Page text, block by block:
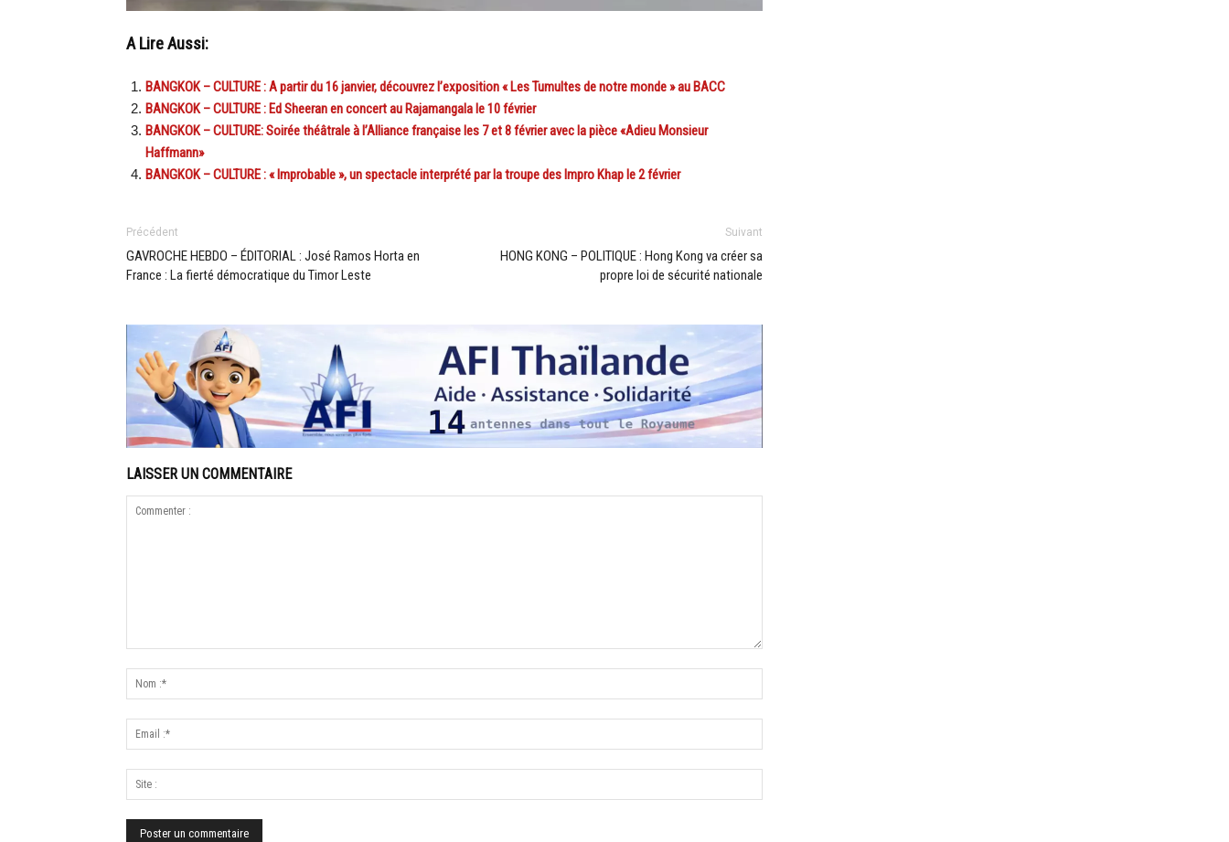
A Lire Aussi:
BANGKOK – CULTURE : A partir du 16 janvier, découvrez l’exposition « Les Tumultes de notre monde » au BACC
BANGKOK – CULTURE : Ed Sheeran en concert au Rajamangala le 10 février
BANGKOK – CULTURE: Soirée théâtrale à l’Alliance française les 7 et 8 février avec la pièce «Adieu Monsieur
Haffmann»
BANGKOK – CULTURE : « Improbable », un spectacle interprété par la troupe des Impro Khap le 2 février
Précédent
GAVROCHE HEBDO – ÉDITORIAL : José Ramos Horta en
France : La fierté démocratique du Timor Leste
Suivant
HONG KONG – POLITIQUE : Hong Kong va créer sa
propre loi de sécurité nationale
LAISSER UN COMMENTAIRE